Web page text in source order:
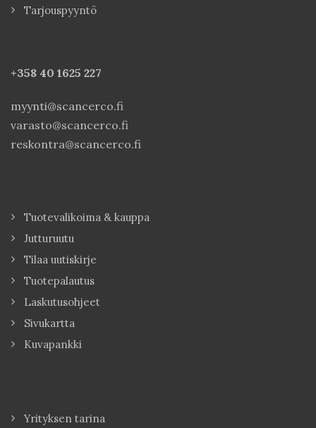
Tarjouspyyntö
+358 40 1625 227
myynti@scancerco.fi
varasto@scancerco.fi
reskontra@scancerco.fi
Tuotevalikoima & kauppa
Jutturuutu
Tilaa uutiskirje
Tuotepalautus
Laskutusohjeet
Sivukartta
Kuvapankki
Yrityksen tarina